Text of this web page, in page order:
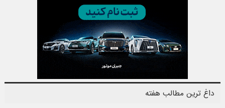
داغ ترین مطالب هفته